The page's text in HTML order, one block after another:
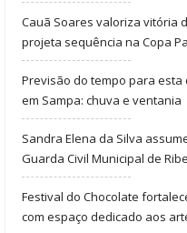
Cauã Soares valoriza vitória
projeta sequência na Copa
Previsão do tempo para esta
em Sampa: chuva e ventania
Sandra Elena da Silva
Guarda Civil Municipal de
Festival do Chocolate
com espaço dedicado aos